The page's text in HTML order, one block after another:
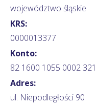
województwo śląskie
KRS:
0000013377
Konto:
82 1600 1055 0002
Adres:
ul. Niepodległości 90